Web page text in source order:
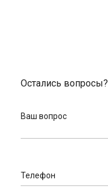
Остались вопросы?
Ваш вопрос
Телефон